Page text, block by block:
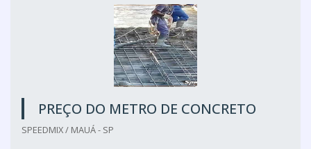
PREÇO DO METRO DE CONCRETO
SPEEDMIX / MAUÁ - SP